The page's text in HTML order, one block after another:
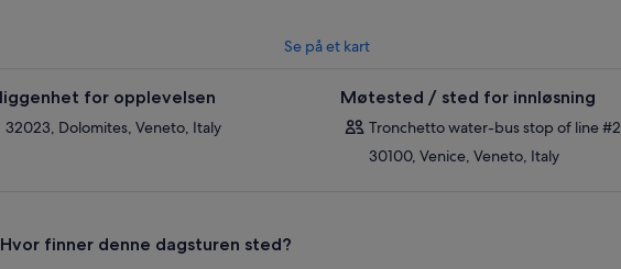
Se på et kart
for opplevelsen
32023, Dolomites, Veneto, Italy
Møtested / sted for innløsning
Tronchetto water-bus stop of line #2
30100, Venice, Veneto, Italy
Hvor finner denne dagsturen sted?